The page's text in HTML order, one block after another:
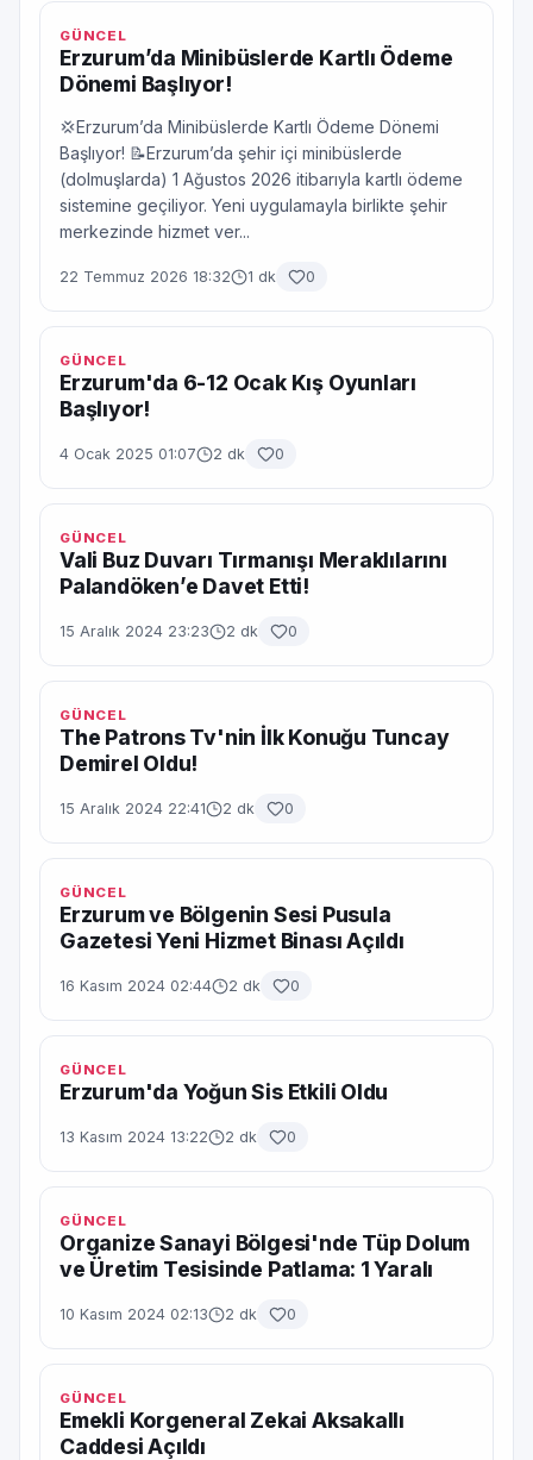
GÜNCEL
Erzurum’da Minibüslerde Kartlı Ödeme
Dönemi Başlıyor!
💢Erzurum’da Minibüslerde Kartlı Ödeme Dönemi
Başlıyor! 📝Erzurum’da şehir içi minibüslerde
(dolmuşlarda) 1 Ağustos 2026 itibarıyla kartlı ödeme
sistemine geçiliyor. Yeni uygulamayla birlikte şehir
merkezinde hizmet ver...
22 Temmuz 2026 18:32 1 dk 0
GÜNCEL
Erzurum'da 6-12 Ocak Kış Oyunları
Başlıyor!
4 Ocak 2025 01:07 2 dk 0
GÜNCEL
Vali Buz Duvarı Tırmanışı Meraklılarını
Palandöken’e Davet Etti!
15 Aralık 2024 23:23 2 dk 0
GÜNCEL
The Patrons Tv'nin İlk Konuğu Tuncay
Demirel Oldu!
15 Aralık 2024 22:41 2 dk 0
GÜNCEL
Erzurum ve Bölgenin Sesi Pusula
Gazetesi Yeni Hizmet Binası Açıldı
16 Kasım 2024 02:44 2 dk 0
GÜNCEL
Erzurum'da Yoğun Sis Etkili Oldu
13 Kasım 2024 13:22 2 dk 0
GÜNCEL
Organize Sanayi Bölgesi'nde Tüp Dolum
ve Üretim Tesisinde Patlama: 1 Yaralı
10 Kasım 2024 02:13 2 dk 0
GÜNCEL
Emekli Korgeneral Zekai Aksakallı
Caddesi Açıldı